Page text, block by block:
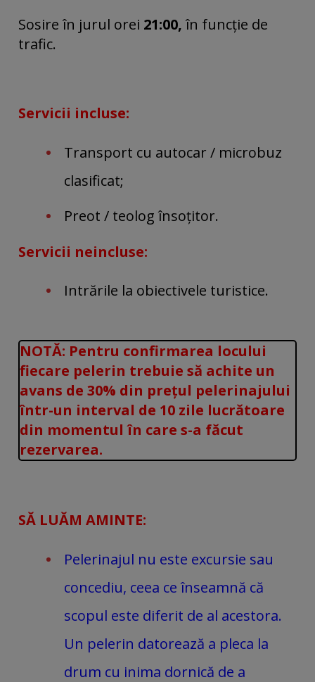
Sosire în jurul orei 21:00, în funcție de
trafic.
Servicii incluse:
Transport cu autocar / microbuz
clasificat;
Preot / teolog însoțitor.
Servicii neincluse:
Intrările la obiectivele turistice.
NOTĂ: Pentru confirmarea locului
fiecare pelerin trebuie să achite un
avans de 30% din prețul pelerinajului
într-un interval de 10 zile lucrătoare
din momentul în care s-a făcut
rezervarea.
SĂ LUĂM AMINTE:
Pelerinajul nu este excursie sau
concediu, ceea ce înseamnă că
scopul este diferit de al acestora.
Un pelerin datorează a pleca la
drum cu inima dornică de a